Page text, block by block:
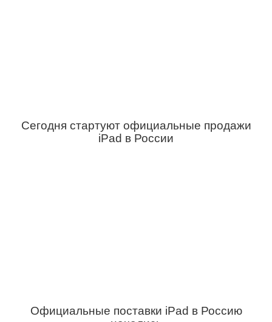
Сегодня стартуют официальные продажи
iPad в России
Официальные поставки iPad в Россию